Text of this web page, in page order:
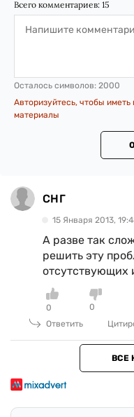
Всего комментариев: 15
Осталось символов: 2000
Авторизуйтесь, чтобы
материалы
СНГ
15 Января 2013,
А разве так
решить эту
отсутствующих
0
0
Ответить
ВСЕ